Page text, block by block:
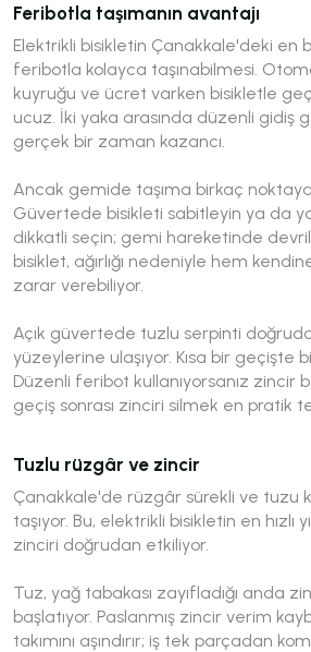
Feribotla taşımanın avantajı
Elektrikli bisikletin Çanakkale'deki en
feribotla kolayca taşınabilmesi.
kuyruğu ve ücret varken bisikletle
ucuz. İki yaka arasında düzenli gidiş
gerçek bir zaman kazancı.
Ancak gemide taşıma birkaç
Güvertede bisikleti sabitleyin ya da
dikkatli seçin; gemi hareketinde
bisiklet, ağırlığı nedeniyle hem
zarar verebiliyor.
Açık güvertede tuzlu serpinti
yüzeylerine ulaşıyor. Kısa bir geçişte
Düzenli feribot kullanıyorsanız zincir
geçiş sonrası zinciri silmek en pratik
Tuzlu rüzgâr ve zincir
Çanakkale'de rüzgâr sürekli ve tuzu
taşıyor. Bu, elektrikli bisikletin en hızlı
zinciri doğrudan etkiliyor.
Tuz, yağ tabakası zayıfladığı anda
başlatıyor. Paslanmış zincir verim
takımını aşındırır; iş tek parçadan